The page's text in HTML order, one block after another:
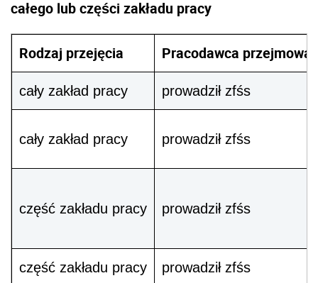
całego lub części zakładu pracy
Rodzaj przejęcia Pracodawca
cały zakład pracy prowadził zfśs
cały zakład pracy prowadził zfśs
część zakładu pracy prowadził zfśs
część zakładu pracy prowadził zfśs